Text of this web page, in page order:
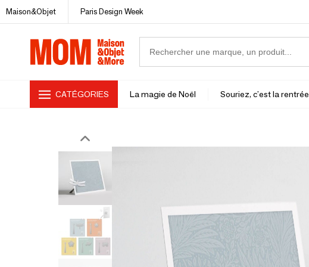
Maison&Objet Paris Design Week
CATÉGORIES La magie de Noël Souriez, c'est la rentrée